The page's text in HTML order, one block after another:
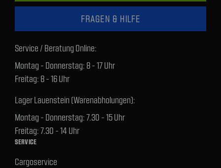
FRAGEN & HILFE
Service / Beratung Online:
Montag - Donnerstag: 8 - 17 Uhr
Freitag: 8 - 16 Uhr
Lager Lauenstein (Warenabholungen):
Montag - Donnerstag: 7.30 - 15 Uhr
Freitag: 7.30 - 14 Uhr
SERVICE
Cargoservice